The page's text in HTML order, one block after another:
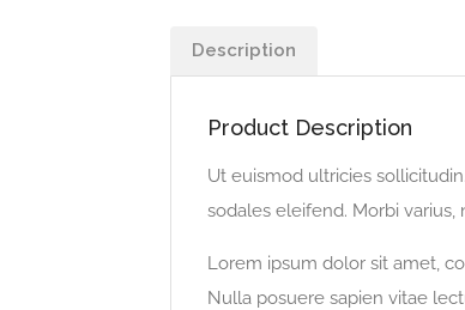
Description
Product Description
Ut euismod ultricies
sodales eleifend. Morbi
Lorem ipsum dolor sit amet,
Nulla posuere sapien vitae